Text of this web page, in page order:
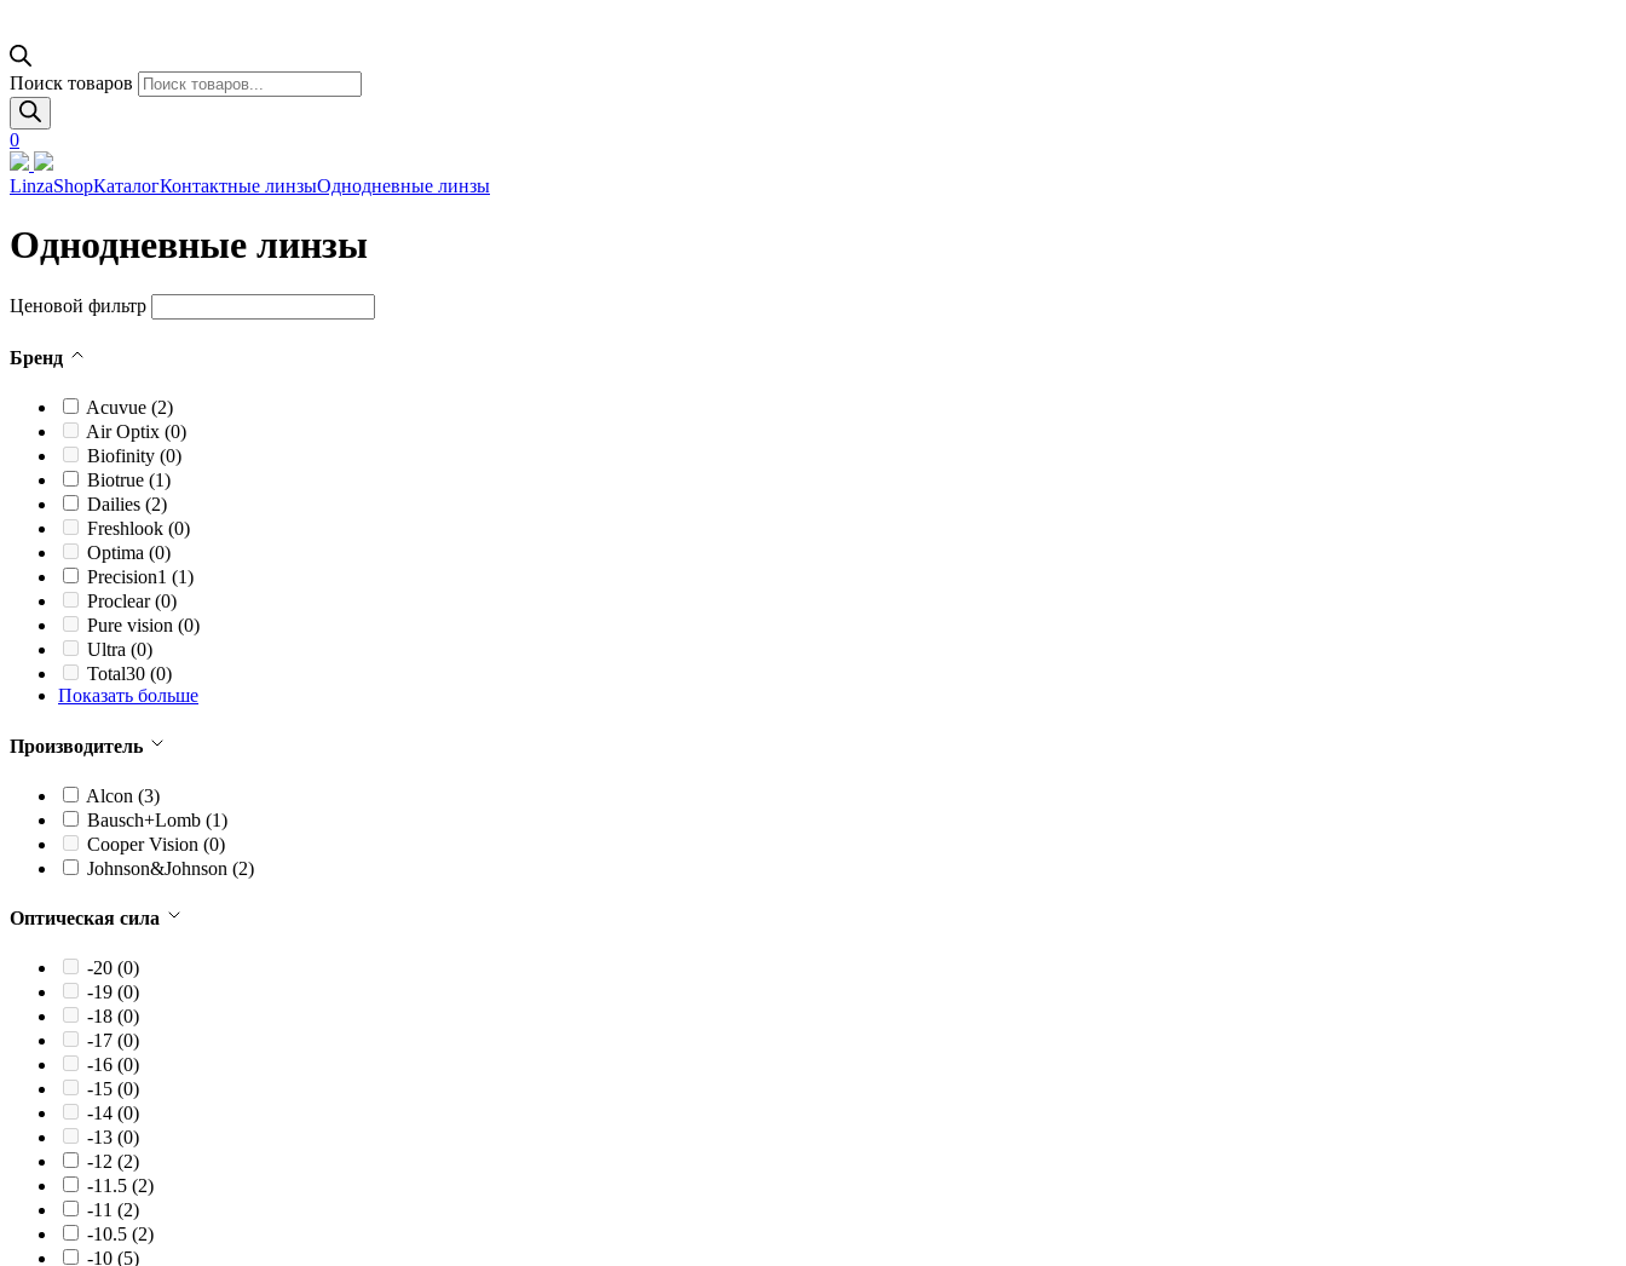
Поиск товаров
0
LinzaShopКаталогКонтактные линзыОднодневные линзы
Однодневные линзы
Ценовой фильтр
Бренд
Acuvue (2)
Air Optix (0)
Biofinity (0)
Biotrue (1)
Dailies (2)
Freshlook (0)
Optima (0)
Precision1 (1)
Proclear(0)
Pure vision (0)
Ultra (0)
Total30 (0)
Показать больше
Производитель
Alcon (3)
Bausch+Lomb (1)
Cooper Vision (0)
Johnson&Johnson (2)
Оптическая сила
-20 (0)
-19 (0)
-18 (0)
-17 (0)
-16 (0)
-15 (0)
-14 (0)
-13 (0)
-12 (2)
-11.5 (2)
-11 (2)
-10.5 (2)
-10 (5)